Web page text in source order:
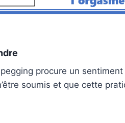
procure un
soumis et que cette